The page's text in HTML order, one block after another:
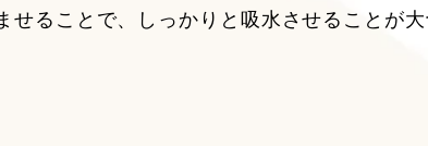
ることで、しっかりと吸水させることが大